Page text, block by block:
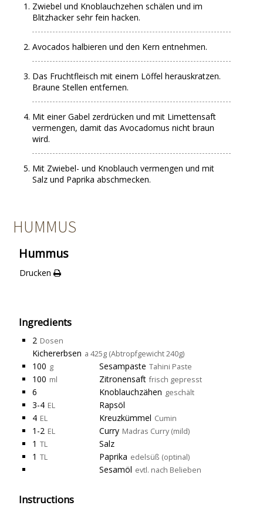
Zwiebel und Knoblauchzehen schälen und im
Blitzhacker sehr fein hacken.
Avocados halbieren und den Kern entnehmen.
Das Fruchtfleisch mit einem Löffel herauskratzen.
Braune Stellen entfernen.
Mit einer Gabel zerdrücken und mit Limettensaft
vermengen, damit das Avocadomus nicht braun
wird.
Mit Zwiebel- und Knoblauch vermengen und mit
Salz und Paprika abschmecken.
HUMMUS
Hummus
Drucken
Ingredients
2 Dosen
Kichererbsen a 425g (Abtropfgewicht 240g)
100 g Sesampaste Tahini Paste
100 ml Zitronensaft frisch gepresst
6 Knoblauchzähen geschält
3-4 EL
Rapsöl
4 EL Kreuzkümmel Cumin
1-2 EL Curry Madras Curry (mild)
1 TL
Salz
1 TL Paprika edelsüß (optinal)
Sesamöl evtl. nach Belieben
Instructions